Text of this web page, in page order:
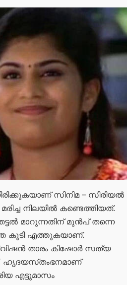
സിനിമ – സീരിയൽ
നിലയിൽ കണ്ടെത്തിയത്.
മാറുന്നതിന് മുൻപ് തന്നെ
കൂടി എത്തുകയാണ്.
താരം കിഷോ‌ർ സത്യ
ഹൃദയസ്‌തംഭനമാണ്
എട്ടുമാസം